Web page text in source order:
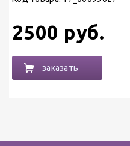
2500 руб.
заказать